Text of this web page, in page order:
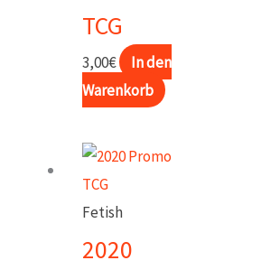
TCG
3,00€
In den
Warenkorb
Fetish
2020